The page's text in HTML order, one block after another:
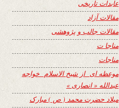
عابدات تاریخی
مقالات آزاد
مقالات جالب و پژوهشی
مناجا ت
مناجات
موعظه ای از شیخ الاسلام خواجه
عبدالله « انصاری »
میلاد حضرت محمد ( ص ) مبارک